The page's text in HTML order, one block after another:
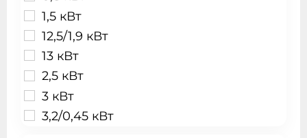
1,5 кВт
12,5/1,9 кВт
13 кВт
2,5 кВт
3 кВт
3,2/0,45 кВт